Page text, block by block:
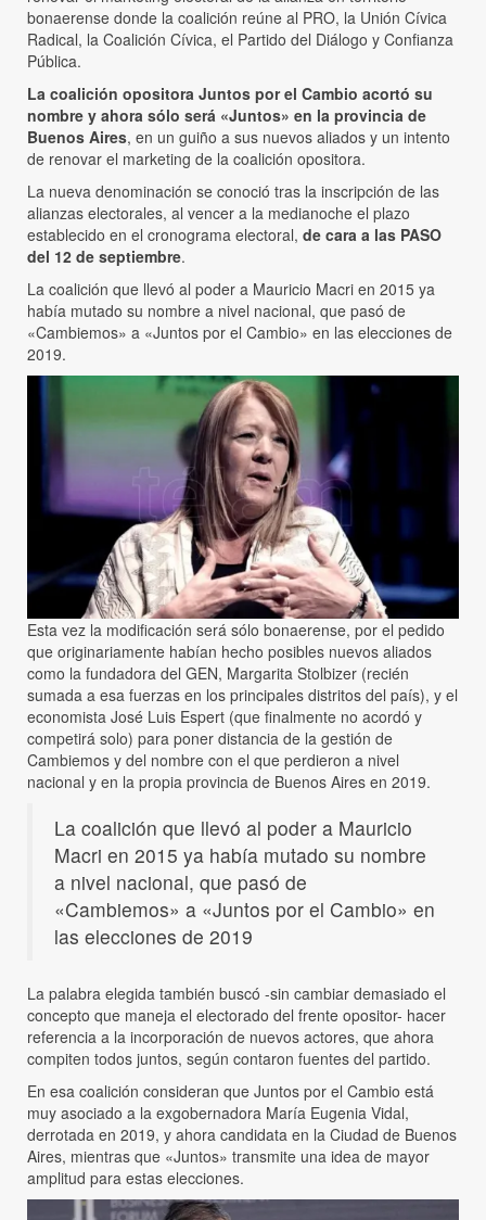
bonaerense donde la coalición reúne al PRO, la Unión Cívica
Radical, la Coalición Cívica, el Partido del Diálogo y Confianza
Pública.
La coalición opositora Juntos por el Cambio acortó su
nombre y ahora sólo será «Juntos» en la provincia de
Buenos Aires, en un guiño a sus nuevos aliados y un intento
de renovar el marketing de la coalición opositora.
La nueva denominación se conoció tras la inscripción de las
alianzas electorales, al vencer a la medianoche el plazo
establecido en el cronograma electoral, de cara a las PASO
del 12 de septiembre.
La coalición que llevó al poder a Mauricio Macri en 2015 ya
había mutado su nombre a nivel nacional, que pasó de
«Cambiemos» a «Juntos por el Cambio» en las elecciones de
2019.
Esta vez la modificación será sólo bonaerense, por el pedido
que originariamente habían hecho posibles nuevos aliados
como la fundadora del GEN, Margarita Stolbizer (recién
sumada a esa fuerzas en los principales distritos del país), y el
economista José Luis Espert (que finalmente no acordó y
competirá solo) para poner distancia de la gestión de
Cambiemos y del nombre con el que perdieron a nivel
nacional y en la propia provincia de Buenos Aires en 2019.
La coalición que llevó al poder a Mauricio
Macri en 2015 ya había mutado su nombre
a nivel nacional, que pasó de
«Cambiemos» a «Juntos por el Cambio» en
las elecciones de 2019
La palabra elegida también buscó -sin cambiar demasiado el
concepto que maneja el electorado del frente opositor- hacer
referencia a la incorporación de nuevos actores, que ahora
compiten todos juntos, según contaron fuentes del partido.
En esa coalición consideran que Juntos por el Cambio está
muy asociado a la exgobernadora María Eugenia Vidal,
derrotada en 2019, y ahora candidata en la Ciudad de Buenos
Aires, mientras que «Juntos» transmite una idea de mayor
amplitud para estas elecciones.